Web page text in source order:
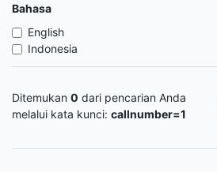
Bahasa
English
Indonesia
Ditemukan 0 dari pencarian Anda
melalui kata kunci: callnumber=1